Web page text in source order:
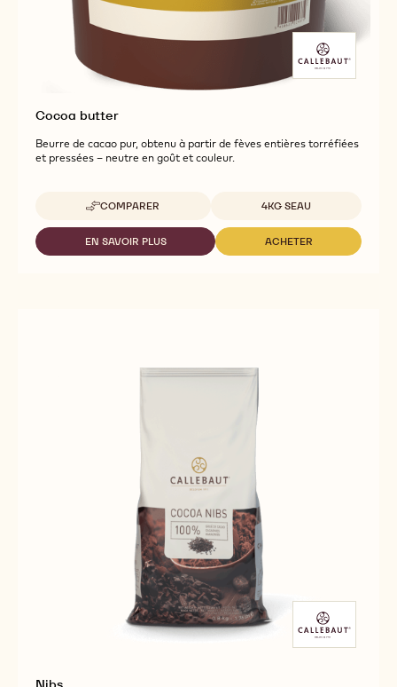
Cocoa butter
Beurre de cacao pur, obtenu à partir de fèves entières torréfiées
et pressées – neutre en goût et couleur.
COMPARER
-
COCOA
BUTTER
Tailles disponibles
4KG SEAU
EN SAVOIR PLUS
-
ACHETER
-